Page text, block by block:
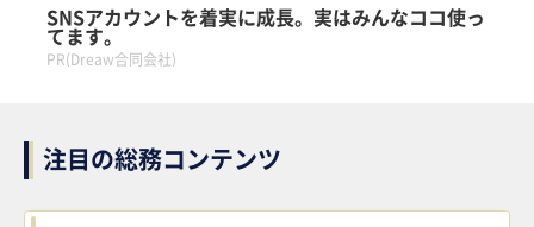
SNSアカウントを着実に成長。実はみんなココ使っ
てます。
PR(Dreaw合同会社)
注目の総務コンテンツ